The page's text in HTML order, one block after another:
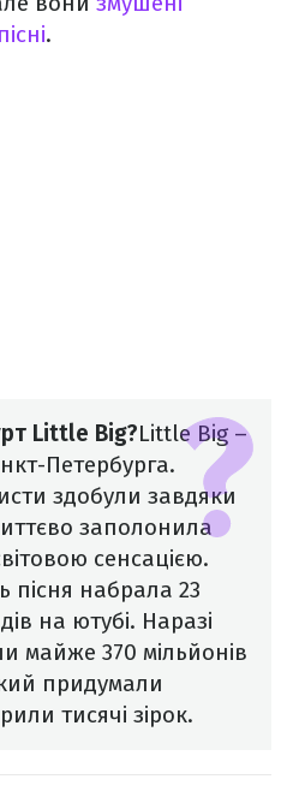
.
Little Big?Little Big –
Петербурга.
здобули завдяки
заполонила
сенсацією.
пісня набрала 23
на ютубі. Наразі
майже 370 мільйонів
придумали
тисячі зірок.